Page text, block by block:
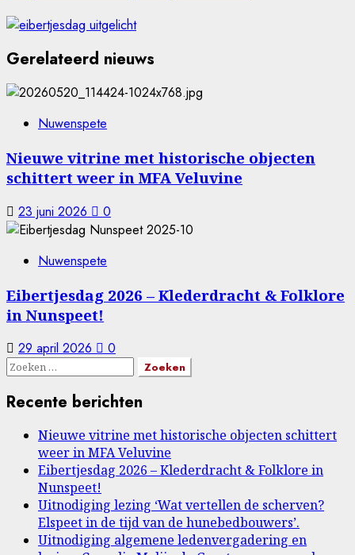
Gerelateerd nieuws
Nuwenspete
Nieuwe vitrine met historische objecten
schittert weer in MFA Veluvine
23 juni 2026 0
Nuwenspete
Eibertjesdag 2026 – Klederdracht & Folklore
in Nunspeet!
29 april 2026
0
Zoeken
Recente berichten
Nieuwe vitrine met historische objecten schittert
weer in MFA Veluvine
Eibertjesdag 2026 – Klederdracht & Folklore in
Nunspeet!
Uitnodiging lezing ‘Wat vertellen de scherven?
Elspeet in de tijd van de hunebedbouwers’.
Uitnodiging algemene ledenvergadering en